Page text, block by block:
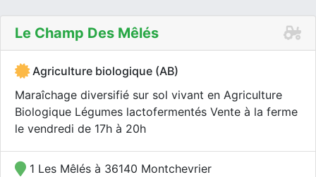
Le Champ Des Mêlés
Agriculture biologique (AB)
Maraîchage diversifié sur sol vivant en Agriculture
Biologique Légumes lactofermentés Vente à la ferme
le vendredi de 17h à 20h
1 Les Mêlés à 36140 Montchevrier